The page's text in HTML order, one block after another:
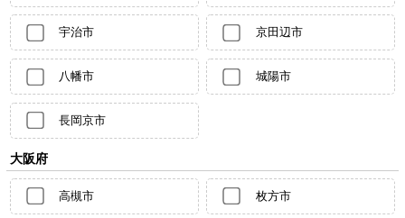
宇治市 京田辺市
八幡市 城陽市
長岡京市
大阪府
高槻市 枚方市